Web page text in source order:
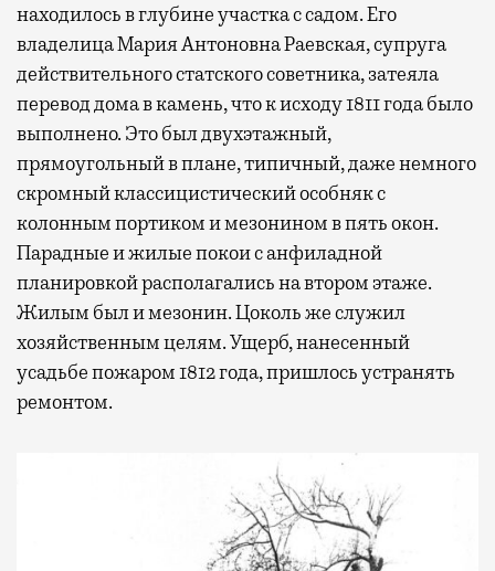
находилось в глубине участка с садом. Его
владелица Мария Антоновна Раевская, супруга
действительного статского советника, затеяла
перевод дома в камень, что к исходу 1811 года было
выполнено. Это был двухэтажный,
прямоугольный в плане, типичный, даже немного
скромный классицистический особняк с
колонным портиком и мезонином в пять окон.
Парадные и жилые покои с анфиладной
планировкой располагались на втором этаже.
Жилым был и мезонин. Цоколь же служил
хозяйственным целям. Ущерб, нанесенный
усадьбе пожаром 1812 года, пришлось устранять
ремонтом.